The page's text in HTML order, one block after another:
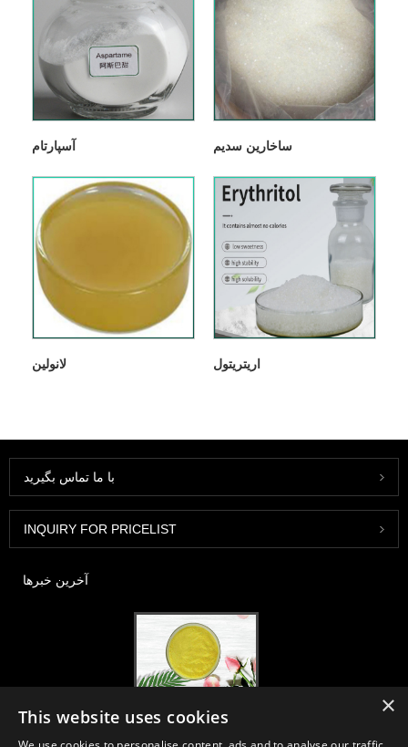
آسپارتام ساخارین سدیم
لانولین اریتریتول
با ما تماس بگیرید
INQUIRY FOR PRICELIST
آخرین خبرها
×
This website uses cookies